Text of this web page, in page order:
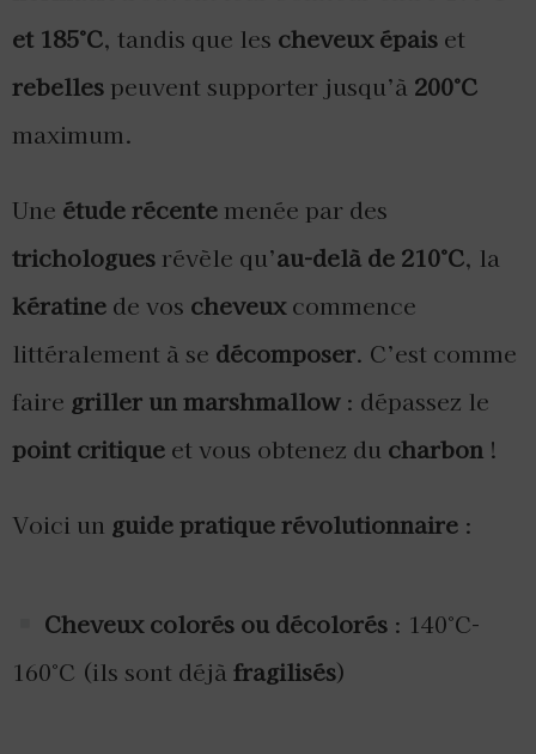
et 185°C, tandis que les cheveux épais et
rebelles peuvent supporter jusqu’à 200°C
maximum.
Une étude récente menée par des
trichologues révèle qu’au-delà de 210°C, la
kératine de vos cheveuxcommence
littéralement à se décomposer. C’est comme
faire griller un marshmallow: dépassez le
point critique et vous obtenez du charbon !
Voici un guide pratique révolutionnaire :
Cheveux colorés ou décolorés: 140°C-
160°C (ils sont déjà fragilisés)